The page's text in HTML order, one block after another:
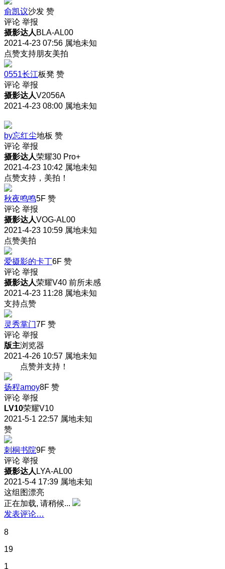
俞凯议沙发 赞
评论 举报
摄影达人 BLA-AL00
2021-4-23 07:56 属地未知
点赞支持朋友美拍
0551长江板凳 赞
评论 举报
摄影达人V2056A
2021-4-23 08:00 属地未知
by忘红尘地板 赞
评论 举报
摄影达人荣耀30 Pro+
2021-4-23 10:42 属地未知
点赞支持，美拍！
秋夜鸣鸣5F 赞
评论 举报
摄影达人VOG-AL00
2021-4-23 10:59 属地未知
点赞美拍
爱摄影的卡丁6F 赞
评论 举报
摄影达人荣耀V40 前所未感
2021-4-23 11:28 属地未知
支持点赞
灵秀掌门7F 赞
评论 举报
版主浏览器
2021-4-26 10:57 属地未知
点赞并支持！
扬程amoy8F 赞
评论 举报
LV10荣耀V10
2021-5-1 22:57 属地未知
赞
刺桐书院9F 赞
评论 举报
摄影达人 LYA-AL00
2021-5-4 17:39 属地未知
这组图漂亮
正在加载, 请稍候...
发表评论…
8
19
1